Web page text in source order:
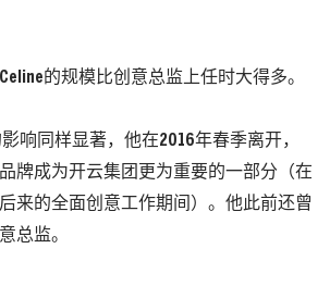
的规模比创意总监上任时大得多。
响同样显著，他在2016年春季离开，
牌成为开云集团更为重要的一部分（在
来的全面创意工作期间）。他此前还曾
总监。